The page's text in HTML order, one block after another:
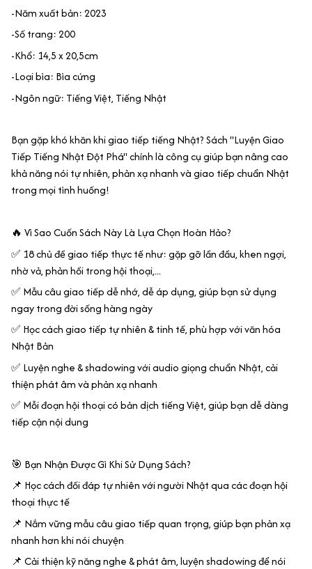
-Năm xuất bản: 2023
-Số trang: 200
-Khổ: 14,5 x 20,5cm
-Loại bìa: Bìa cứng
-Ngôn ngữ: Tiếng Việt, Tiếng Nhật
Bạn gặp khó khăn khi giao tiếp tiếng Nhật? Sách "Luyện Giao
Tiếp Tiếng Nhật Đột Phá" chính là công cụ giúp bạn nâng cao
khả năng nói tự nhiên, phản xạ nhanh và giao tiếp chuẩn Nhật
trong mọi tình huống!
🔥 Vì Sao Cuốn Sách Này Là Lựa Chọn Hoàn Hảo?
✅ 18 chủ đề giao tiếp thực tế như: gặp gỡ lần đầu, khen ngợi,
nhờ vả, phản hồi trong hội thoại,...
✅ Mẫu câu giao tiếp dễ nhớ, dễ áp dụng, giúp bạn sử dụng
ngay trong đời sống hàng ngày
✅ Học cách giao tiếp tự nhiên & tinh tế, phù hợp với văn hóa
Nhật Bản
✅ Luyện nghe & shadowing với audio giọng chuẩn Nhật, cải
thiện phát âm và phản xạ nhanh
✅ Mỗi đoạn hội thoại có bản dịch tiếng Việt, giúp bạn dễ dàng
tiếp cận nội dung
🎯 Bạn Nhận Được Gì Khi Sử Dụng Sách?
📌 Học cách đối đáp tự nhiên với người Nhật qua các đoạn hội
thoại thực tế
📌 Nắm vững mẫu câu giao tiếp quan trọng, giúp bạn phản xạ
nhanh hơn khi nói chuyện
📌 Cải thiện kỹ năng nghe & phát âm, luyện shadowing để nói